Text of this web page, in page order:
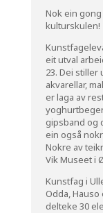
Nok ein
kulturskulen!
eit utval
23. Dei stiller
akvarellar,
er laga av
gipsband og
ein også
Nokre av
Vik Museet i
Kunstfag i
Odda,
delteke 30